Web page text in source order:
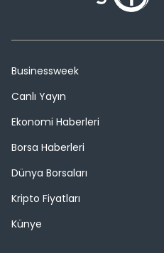
Businessweek
Canlı Yayın
Ekonomi Haberleri
Borsa Haberleri
Dünya Borsaları
Kripto Fiyatları
Künye